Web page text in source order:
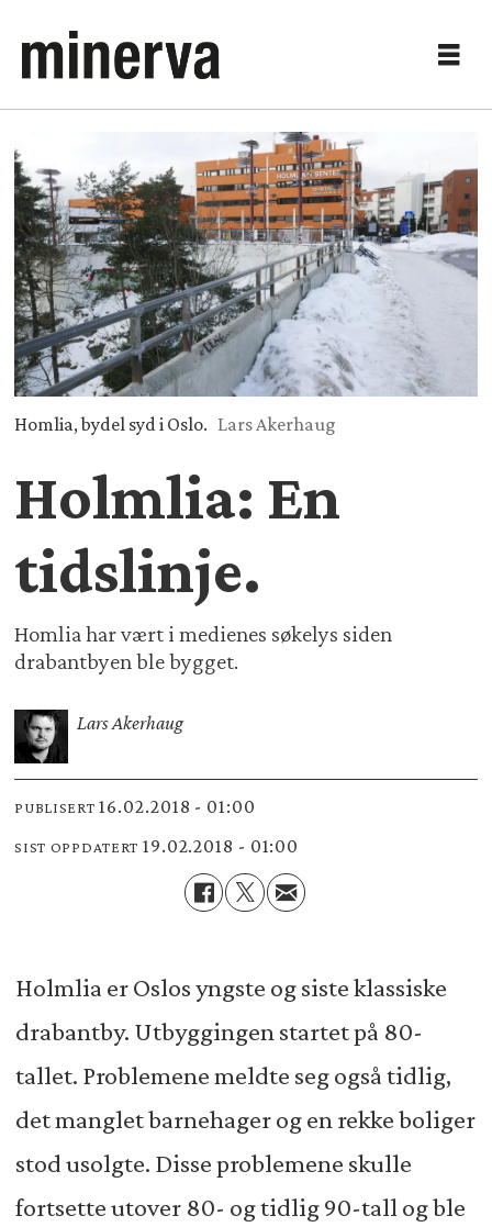
Homlia, bydel syd i Oslo. Lars Akerhaug
Holmlia: En
tidslinje.
Homlia har vært i medienes søkelys siden
drabantbyen ble bygget.
Lars Akerhaug
PUBLISERT 16.02.2018 - 01:00
SIST OPPDATERT 19.02.2018 - 01:00
Holmlia er Oslos yngste og siste klassiske
drabantby. Utbyggingen startet på 80-
tallet. Problemene meldte seg også tidlig,
det manglet barnehager og en rekke boliger
stod usolgte. Disse problemene skulle
fortsette utover 80- og tidlig 90-tall og ble